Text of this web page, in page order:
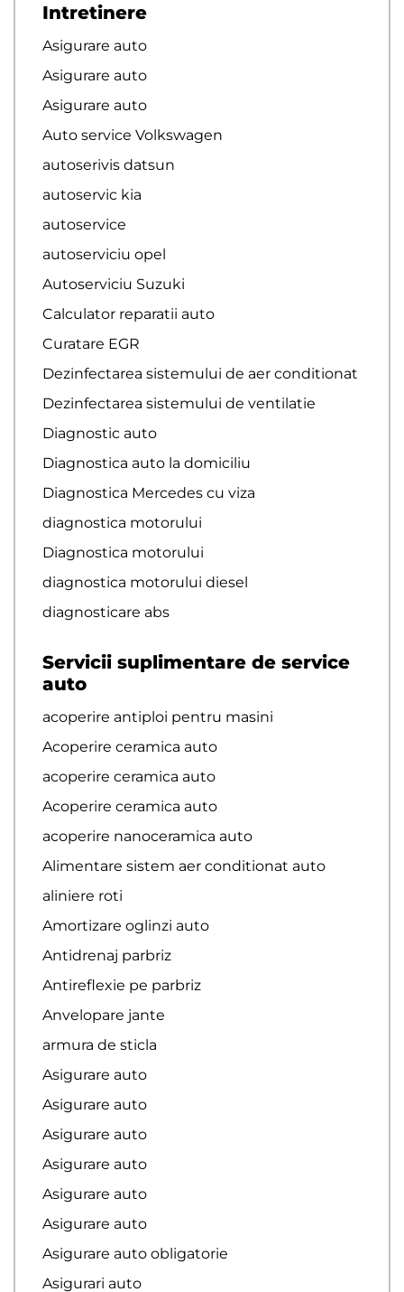
Intretinere
Asigurare auto
Asigurare auto
Asigurare auto
Auto service Volkswagen
autoserivis datsun
autoservic kia
autoservice
autoserviciu opel
Autoserviciu Suzuki
Calculator reparatii auto
Curatare EGR
Dezinfectarea sistemului de aer conditionat
Dezinfectarea sistemului de ventilatie
Diagnostic auto
Diagnostica auto la domiciliu
Diagnostica Mercedes cu viza
diagnostica motorului
Diagnostica motorului
diagnostica motorului diesel
diagnosticare abs
Servicii suplimentare de service
auto
acoperire antiploi pentru masini
Acoperire ceramica auto
acoperire ceramica auto
Acoperire ceramica auto
acoperire nanoceramica auto
Alimentare sistem aer conditionat auto
aliniere roti
Amortizare oglinzi auto
Antidrenaj parbriz
Antireflexie pe parbriz
Anvelopare jante
armura de sticla
Asigurare auto
Asigurare auto
Asigurare auto
Asigurare auto
Asigurare auto
Asigurare auto
Asigurare auto obligatorie
Asigurari auto